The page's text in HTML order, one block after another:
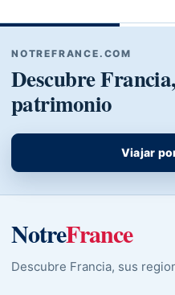
NOTREFRANCE.COM
Descubre
patrimonio
Viajar
NotreFrance
Descubre Francia, sus